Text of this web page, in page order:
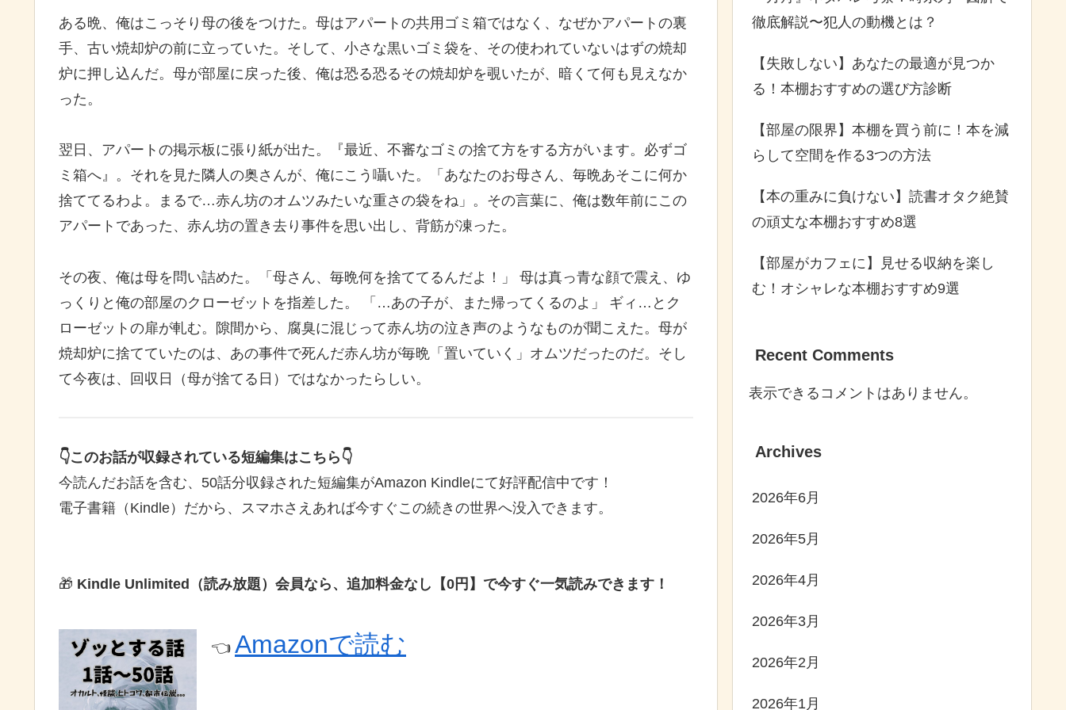
ある晩、俺はこっそり母の後をつけた。母はアパートの共用ゴミ箱ではなく、なぜかアパートの裏
手、古い焼却炉の前に立っていた。そして、小さな黒いゴミ袋を、その使われていないはずの焼却
炉に押し込んだ。母が部屋に戻った後、俺は恐る恐るその焼却炉を覗いたが、暗くて何も見えなか
った。
翌日、アパートの掲示板に張り紙が出た。『最近、不審なゴミの捨て方をする方がいます。必ずゴ
ミ箱へ』。それを見た隣人の奥さんが、俺にこう囁いた。「あなたのお母さん、毎晩あそこに何か
捨ててるわよ。まるで…赤ん坊のオムツみたいな重さの袋をね」。その言葉に、俺は数年前にこの
アパートであった、赤ん坊の置き去り事件を思い出し、背筋が凍った。
その夜、俺は母を問い詰めた。「母さん、毎晩何を捨ててるんだよ！」 母は真っ青な顔で震え、ゆ
っくりと俺の部屋のクローゼットを指差した。 「…あの子が、また帰ってくるのよ」 ギィ…とク
ローゼットの扉が軋む。隙間から、腐臭に混じって赤ん坊の泣き声のようなものが聞こえた。母が
焼却炉に捨てていたのは、あの事件で死んだ赤ん坊が毎晩「置いていく」オムツだったのだ。そし
て今夜は、回収日（母が捨てる日）ではなかったらしい。
👇このお話が収録されている短編集はこちら👇
今読んだお話を含む、50話分収録された短編集がAmazon Kindleにて好評配信中です！
電子書籍（Kindle）だから、スマホさえあれば今すぐこの続きの世界へ没入できます。
🎁 Kindle Unlimited（読み放題）会員なら、追加料金なし【0円】で今すぐ一気読みできます！
👈 Amazonで読む
徹底解説〜犯人の動機とは？
【失敗しない】あなたの最適が見つか
る！本棚おすすめの選び方診断
【部屋の限界】本棚を買う前に！本を減
らして空間を作る3つの方法
【本の重みに負けない】読書オタク絶賛
の頑丈な本棚おすすめ8選
【部屋がカフェに】見せる収納を楽し
む！オシャレな本棚おすすめ9選
Recent Comments
表示できるコメントはありません。
Archives
2026年6月
2026年5月
2026年4月
2026年3月
2026年2月
2026年1月